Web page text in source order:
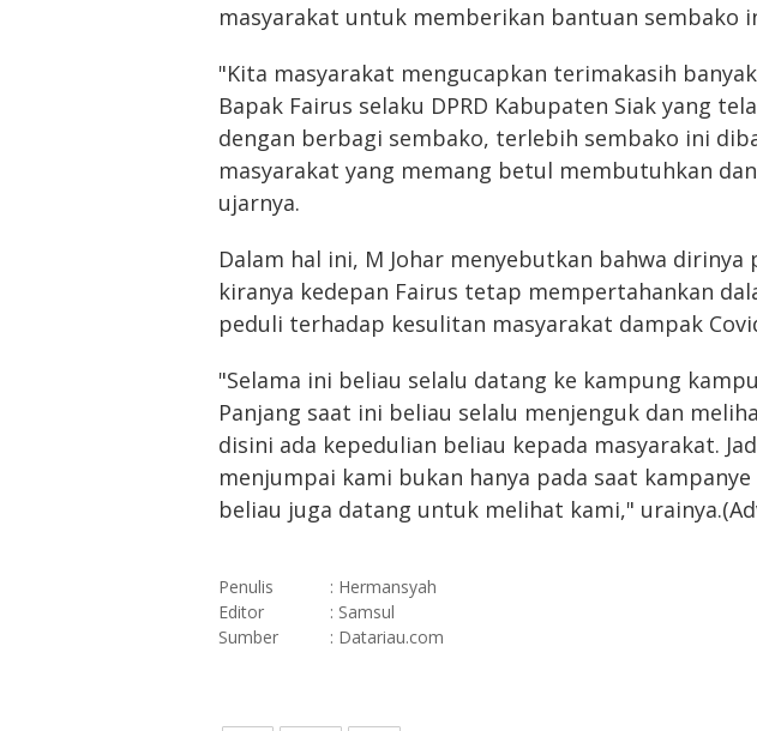
masyarakat untuk memberikan bantuan sembako
"Kita masyarakat mengucapkan terimakasih
Bapak Fairus selaku DPRD Kabupaten Siak yang
dengan berbagi sembako, terlebih sembako ini
masyarakat yang memang betul membutuhkan
ujarnya.
Dalam hal ini, M Johar menyebutkan bahwa
kiranya kedepan Fairus tetap mempertahankan
peduli terhadap kesulitan masyarakat dampak
"Selama ini beliau selalu datang ke kampung
Panjang saat ini beliau selalu menjenguk dan
disini ada kepedulian beliau kepada masyarakat.
menjumpai kami bukan hanya pada saat
beliau juga datang untuk melihat kami,"
Penulis
: Hermansyah
Editor
: Samsul
Sumber
: Datariau.com